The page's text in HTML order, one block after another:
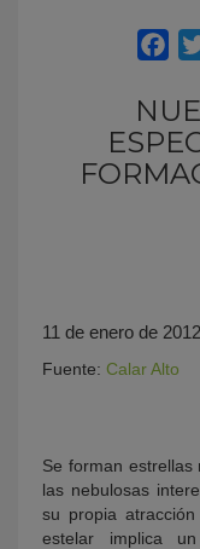
11 de enero de 2012
Fuente: Calar Alto
Se forman estrellas
las nebulosas
su propia
estelar implica